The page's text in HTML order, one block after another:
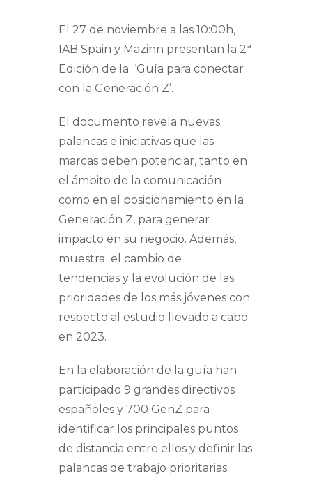
El 27 de noviembre a las 10:00h,
IAB Spain y Mazinn presentan la 2ª
Edición de la ‘Guía para conectar
con la Generación Z’.
El documento revela nuevas
palancas e iniciativas que las
marcas deben potenciar, tanto en
el ámbito de la comunicación
como en el posicionamiento en la
Generación Z, para generar
impacto en su negocio. Además,
muestra el cambio de
tendencias y la evolución de las
prioridades de los más jóvenes con
respecto al estudio llevado a cabo
en 2023.
En la elaboración de la guía han
participado 9 grandes directivos
españoles y 700 GenZ para
identificar los principales puntos
de distancia entre ellos y definir las
palancas de trabajo prioritarias.